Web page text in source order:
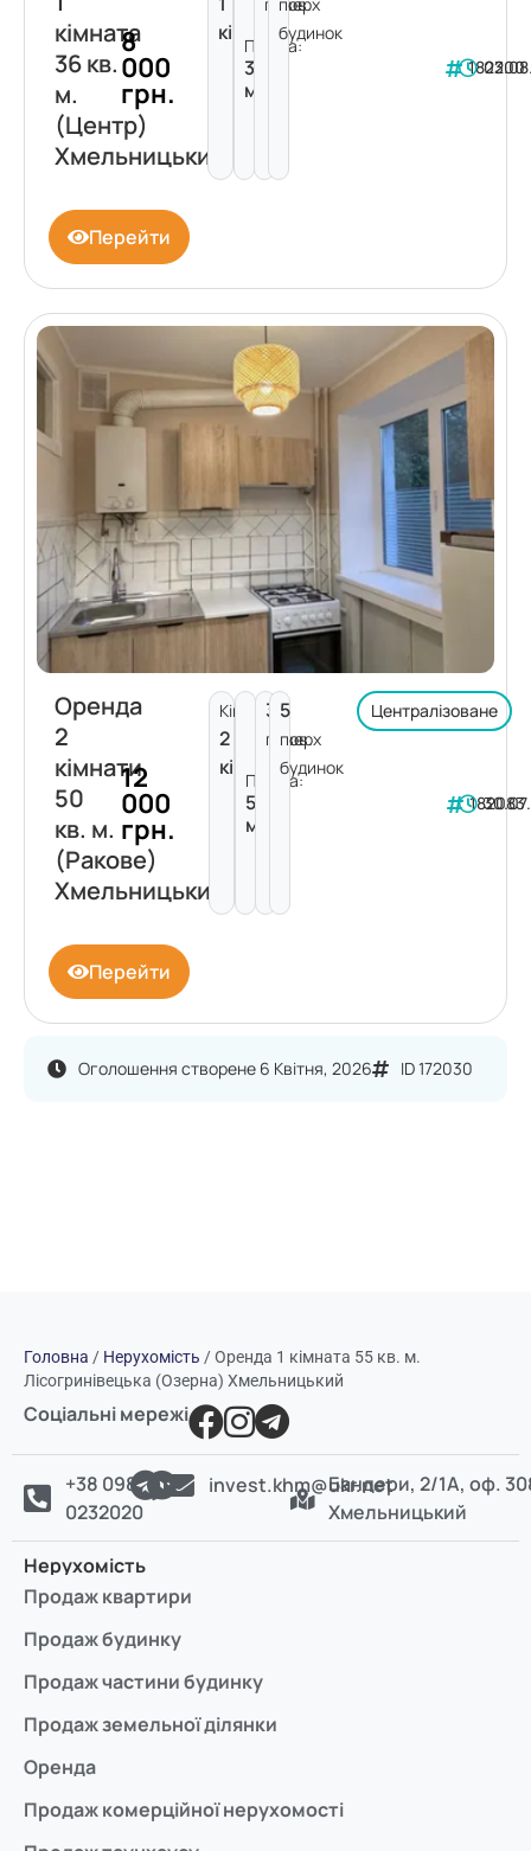
Оголошення створене 6 Квітня, 2026 ID 172030
кімната
36 кв.
м.
(Центр)
Хмельницький
8
000
грн.
кімната
Площа:
36
м²
будинок
182200
Перейти
Оренда
2
кімнати
50
кв. м.
(Ракове)
Хмельницький
12
000
грн.
Кімнат:
2
кімнати
Площа:
50
м²
3
поверх
5
пов.
будинок
Централізоване
182083
Перейти
Головна / Нерухомість /Оренда 1 кімната 55 кв. м.
Лісогринівецька (Озерна) Хмельницький
Соціальні мережі
+38 098
0232020
invest.khm@ukr.netБандери, 2/1А, оф.
Хмельницький
Нерухомість
Продаж квартири
Продаж будинку
Продаж частини будинку
Продаж земельної ділянки
Оренда
Продаж комерційної нерухомості